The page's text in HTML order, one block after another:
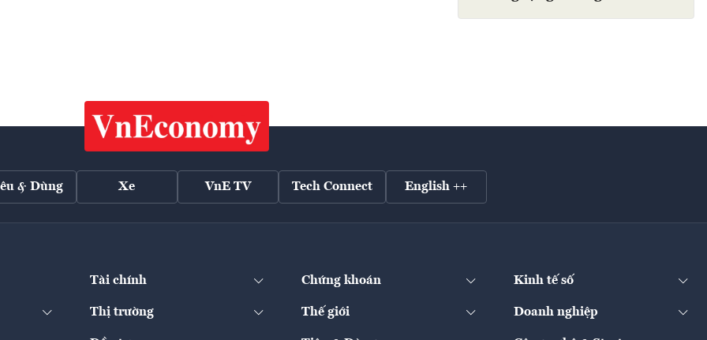
& Dùng Xe VnE TV Tech Connect English ++
Tài chính Chứng khoán Kinh tế số
Thị trường Thế giới Doanh nghiệp